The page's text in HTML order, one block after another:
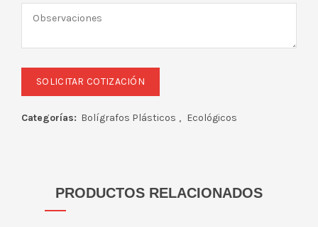
Categorías: Bolígrafos Plásticos , Ecológicos
PRODUCTOS RELACIONADOS